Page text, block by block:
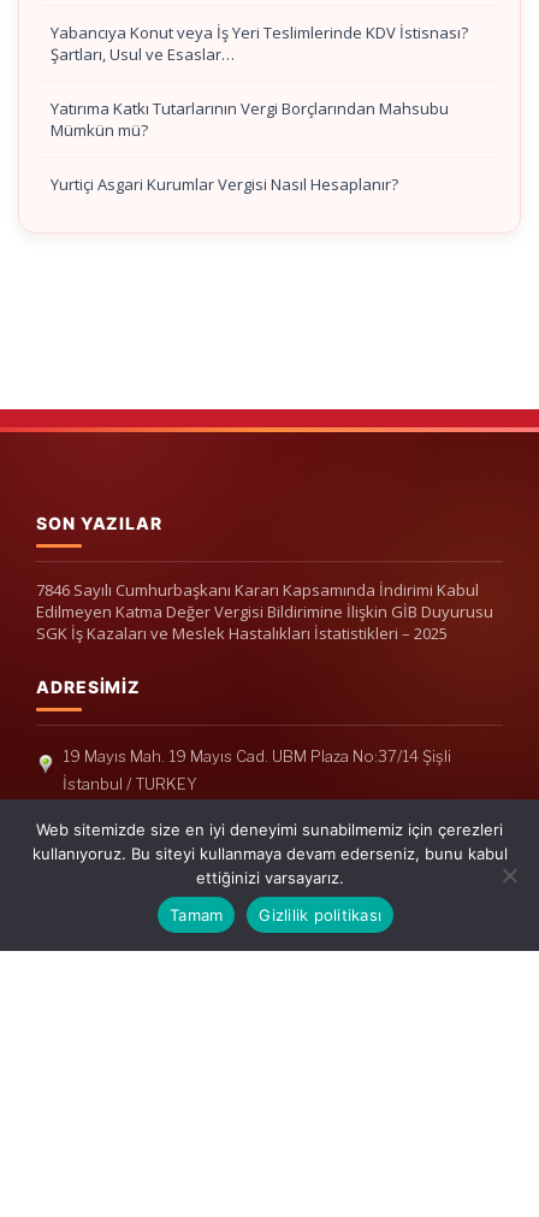
Yabancıya Konut veya İş Yeri Teslimlerinde KDV İstisnası?
Şartları, Usul ve Esaslar…
Yatırıma Katkı Tutarlarının Vergi Borçlarından Mahsubu
Mümkün mü?
Yurtiçi Asgari Kurumlar Vergisi Nasıl Hesaplanır?
SON YAZILAR
7846 Sayılı Cumhurbaşkanı Kararı Kapsamında İndirimi Kabul
Edilmeyen Katma Değer Vergisi Bildirimine İlişkin GİB Duyurusu
SGK İş Kazaları ve Meslek Hastalıkları İstatistikleri – 2025
ADRESIMIZ
19 Mayıs Mah. 19 Mayıs Cad. UBM Plaza No:37/14 Şişli
İstanbul / TURKEY
Telefon: +90(212) 240 33 39
Telefon: +90(212) 248 19 36
info@erisymm.com
Web sitemizde size en iyi deneyimi sunabilmemiz için çerezleri
kullanıyoruz. Bu siteyi kullanmaya devam ederseniz, bunu kabul
ettiğinizi varsayarız.
Tamam
Gizlilik politikası